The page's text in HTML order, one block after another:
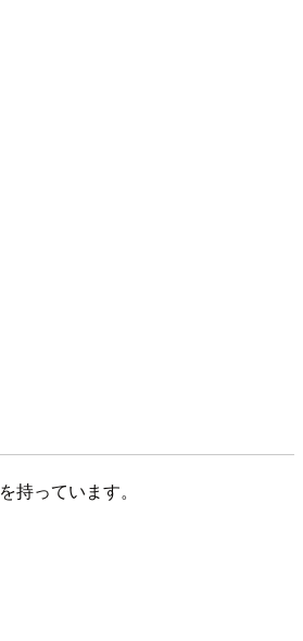
っています。